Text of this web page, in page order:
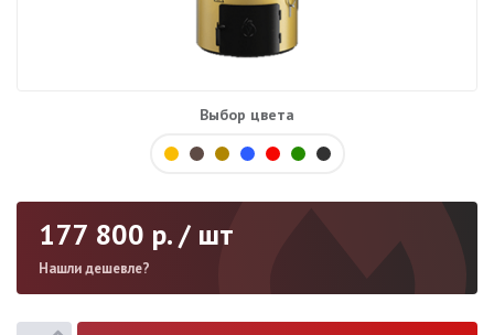
Выбор цвета
177 800 р. / шт
Нашли дешевле?